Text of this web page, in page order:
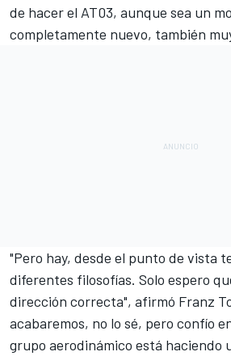
de hacer el AT03, aunque sea un
completamente nuevo, también
"Pero hay, desde el punto de vista
diferentes filosofías. Solo espero
dirección correcta", afirmó Franz
acabaremos, no lo sé, pero confío
grupo aerodinámico está haciendo